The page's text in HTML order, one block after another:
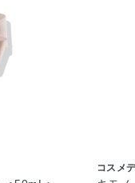
コスメ